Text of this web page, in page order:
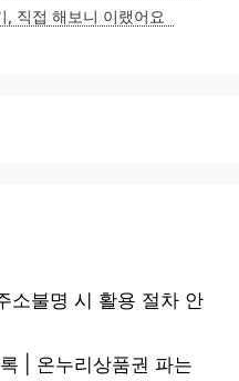
, 직접 해보니 이랬어요
소불명 시 활용 절차 안
| 온누리상품권 파는